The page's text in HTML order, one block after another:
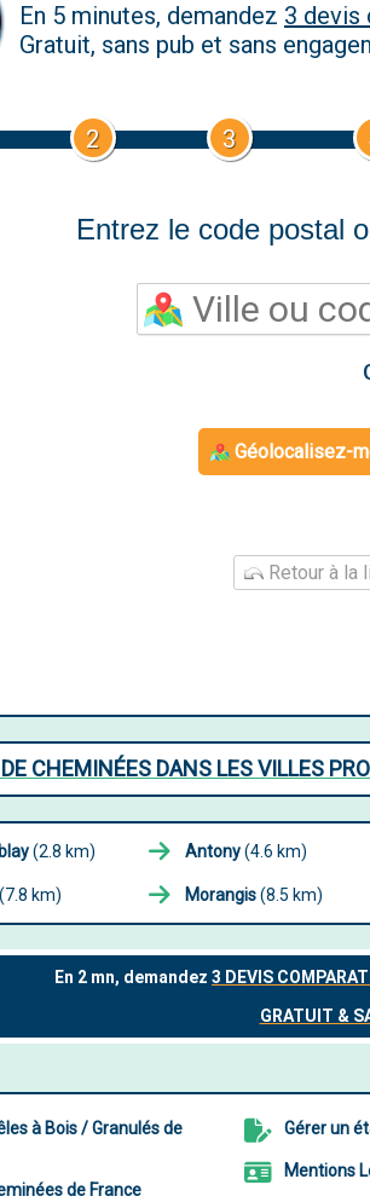
En 5 minutes, demandez 3 devis
Gratuit, sans pub et sans
2 3
Entrez le code postal
Géolocalisez-
Retour à la
CHEMINÉES DANS LES VILLES
(2.8 km) Antony(4.6 km)
(7.8 km) Morangis(8.5 km)
à Bois / Granulés de
de France
Gérer un
Mentions